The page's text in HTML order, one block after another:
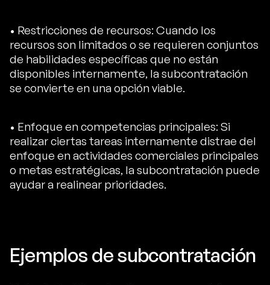
• Restricciones de recursos: Cuando los
recursos son limitados o se requieren conjuntos
de habilidades específicas que no están
disponibles internamente, la subcontratación
se convierte en una opción viable.
• Enfoque en competencias principales: Si
realizar ciertas tareas internamente distrae del
enfoque en actividades comerciales principales
o metas estratégicas, la subcontratación puede
ayudar a realinear prioridades.
Ejemplos de subcontratación